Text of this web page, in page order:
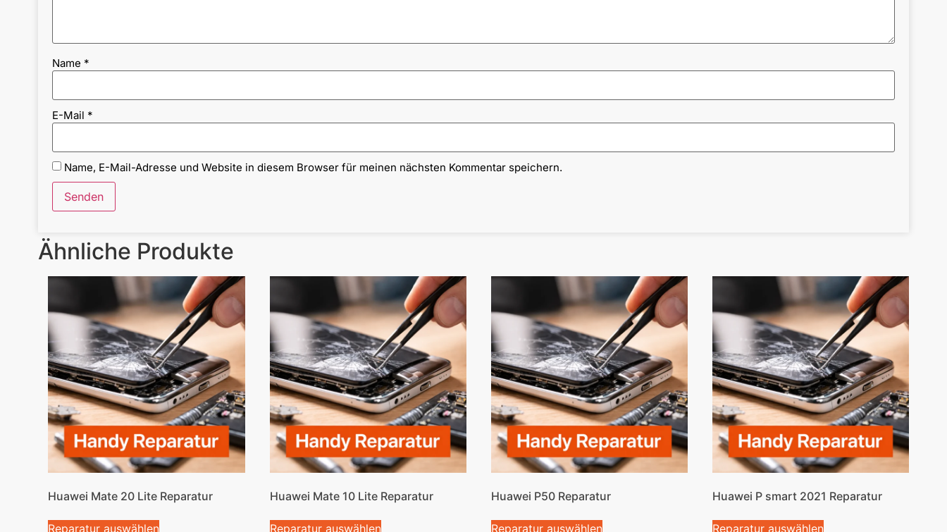
Name *
E-Mail *
Name, E-Mail-Adresse und Website in diesem Browser für meinen nächsten Kommentar speichern.
Ähnliche Produkte
Huawei Mate 20 Lite Reparatur
Reparatur auswählen
Huawei Mate 10 Lite Reparatur
Reparatur auswählen
Huawei P50 Reparatur
Reparatur auswählen
Huawei P smart 2021 Reparatur
Reparatur auswählen